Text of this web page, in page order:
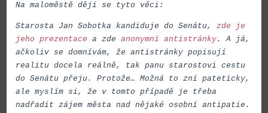
Na maloměstě dějí se tyto věci:
Starosta Jan Sobotka kandiduje do Senátu,zde je
jeho prezentace a zdeanonymní antistránky. A já,
ačkoliv se domnívám, že antistránky popisují
realitu docela reálně, tak panu starostovi cestu
do Senátu přeju. Protože… Možná to zní pateticky,
ale myslím si, že v tomto případě je třeba
nadřadit zájem města nad nějaké osobní antipatie.